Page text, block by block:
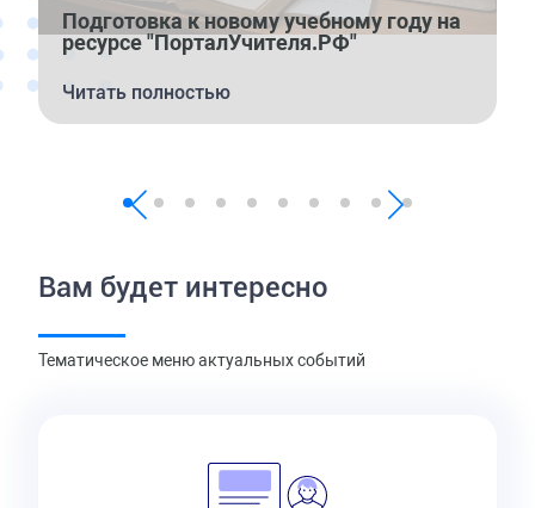
Подготовка к новому учебному году на
ресурсе "ПорталУчителя.РФ"
Читать полностью
Вам будет интересно
Тематическое меню актуальных событий